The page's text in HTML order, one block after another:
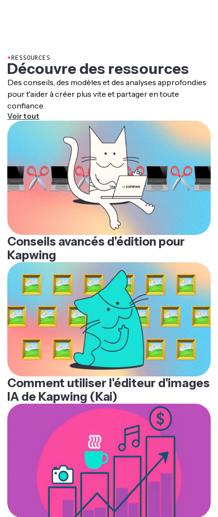
●RESSOURCES
Découvre des ressources
Des conseils, des modèles et des analyses approfondies
pour t'aider à créer plus vite et partager en toute
confiance.
Voir tout
Conseils avancés d'édition pour
Kapwing
Comment utiliser l'éditeur d'images
IA de Kapwing (Kai)